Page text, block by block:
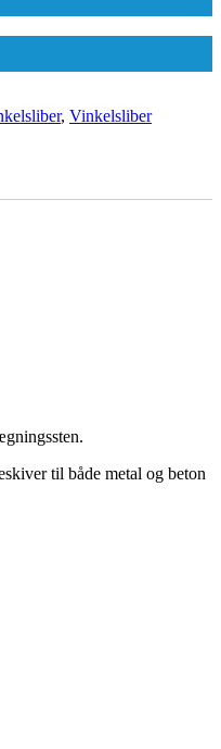
, Vinkelsliber
til både metal og beton